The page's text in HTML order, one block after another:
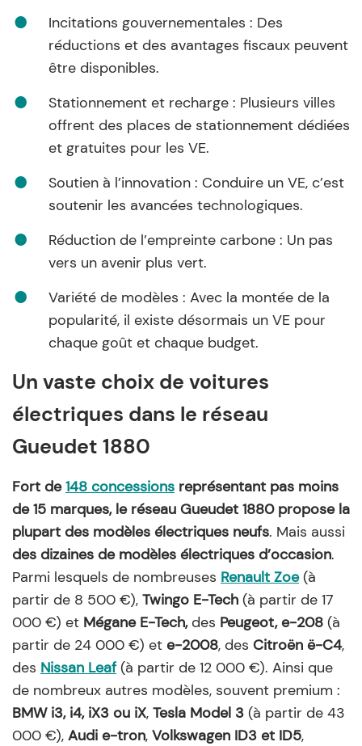
Incitations gouvernementales : Des
réductions et des avantages fiscaux peuvent
être disponibles.
Stationnement et recharge : Plusieurs villes
offrent des places de stationnement dédiées
et gratuites pour les VE.
Soutien à l’innovation : Conduire un VE, c’est
soutenir les avancées technologiques.
Réduction de l’empreinte carbone : Un pas
vers un avenir plus vert.
Variété de modèles : Avec la montée de la
popularité, il existe désormais un VE pour
chaque goût et chaque budget.
Un vaste choix de voitures
électriques dans le réseau
Gueudet 1880
Fort de148 concessions représentant pas moins
de 15 marques, le réseau Gueudet 1880 propose la
plupart des modèles électriques neufs. Mais aussi
des dizaines de modèles électriques d’occasion.
Parmi lesquels de nombreuses Renault Zoe(à
partir de 8 500 €), Twingo E-Tech (à partir de 17
000 €) et Mégane E-Tech,des Peugeot, e-208 (à
partir de 24 000 €) et e-2008, des Citroën ë-C4,
des Nissan Leaf(à partir de 12 000 €). Ainsi que
de nombreux autres modèles, souvent premium :
BMW i3, i4, iX3 ou iX, Tesla Model 3 (à partir de 43
000 €), Audi e-tron, Volkswagen ID3 et ID5,